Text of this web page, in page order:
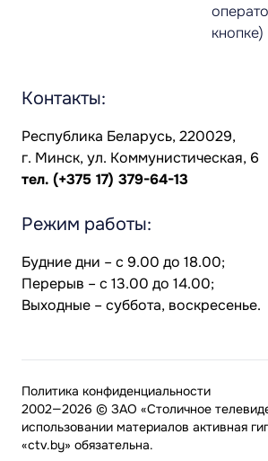
кнопке)
Контакты:
Республика Беларусь, 220029,
г. Минск, ул. Коммунистическая, 6
тел. (+375 17) 379-64-13
Режим работы:
Будние дни – с 9.00 до 18.00;
Перерыв – с 13.00 до 14.00;
Выходные – суббота, воскресенье.
2002—2026 © ЗАО «Столичное
использовании материалов активная
«ctv.by» обязательна.
Политика конфиденциальности